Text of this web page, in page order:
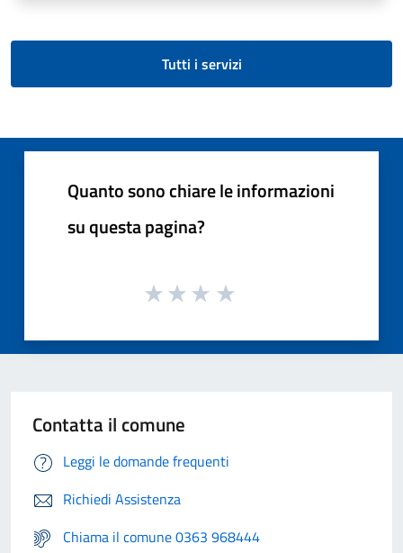
Tutti i servizi
Quanto sono chiare le informazioni
su questa pagina?
Contatta il comune
Leggi le domande frequenti
Richiedi Assistenza
Chiama il comune 0363 968444